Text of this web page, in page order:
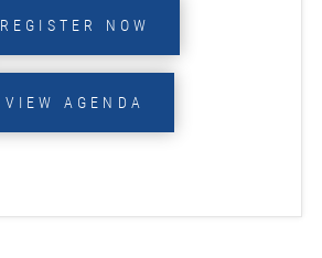
REGISTER NOW
VIEW AGENDA